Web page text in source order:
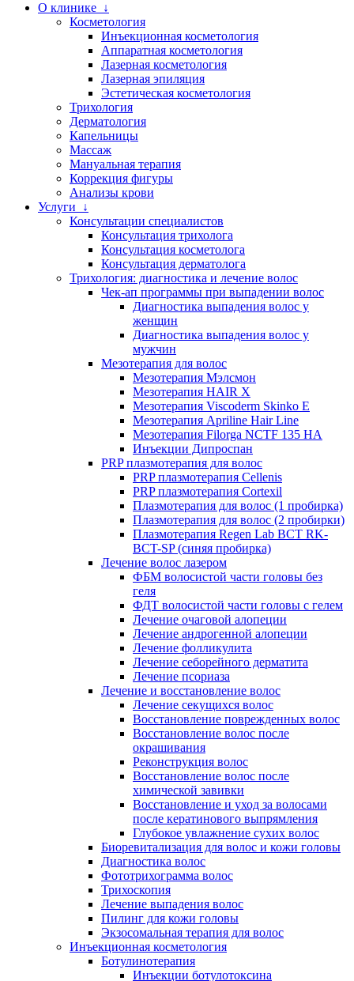
О клинике ↓
Косметология
Инъекционная косметология
Аппаратная косметология
Лазерная косметология
Лазерная эпиляция
Эстетическая косметология
Трихология
Дерматология
Капельницы
Массаж
Мануальная терапия
Коррекция фигуры
Анализы крови
Услуги ↓
Консультации специалистов
Консультация трихолога
Консультация косметолога
Консультация дерматолога
Трихология: диагностика и лечение волос
Чек-ап программы при выпадении волос
Диагностика выпадения волос у
женщин
Диагностика выпадения волос у
мужчин
Мезотерапия для волос
Мезотерапия Мэлсмон
Мезотерапия HAIR X
Мезотерапия Viscoderm Skinko E
Мезотерапия Apriline Hair Line
Мезотерапия Filorga NCTF 135 HA
Инъекции Дипроспан
PRP плазмотерапия для волос
PRP плазмотерапия Cellenis
PRP плазмотерапия Cortexil
Плазмотерапия для волос (1 пробирка)
Плазмотерапия для волос (2 пробирки)
Плазмотерапия Regen Lab BCT RK-
BCT-SP (синяя пробирка)
Лечение волос лазером
ФБМ волосистой части головы без
геля
ФДТ волосистой части головы с гелем
Лечение очаговой алопеции
Лечение андрогенной алопеции
Лечение фолликулита
Лечение себорейного дерматита
Лечение псориаза
Лечение и восстановление волос
Лечение секущихся волос
Восстановление поврежденных волос
Восстановление волос после
окрашивания
Реконструкция волос
Восстановление волос после
химической завивки
Восстановление и уход за волосами
после кератинового выпрямления
Глубокое увлажнение сухих волос
Биоревитализация для волос и кожи головы
Диагностика волос
Фототрихограмма волос
Трихоскопия
Лечение выпадения волос
Пилинг для кожи головы
Экзосомальная терапия для волос
Инъекционная косметология
Ботулинотерапия
Инъекции ботулотоксина